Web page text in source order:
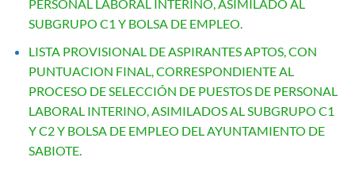
PERSONAL LABORAL INTERINO, ASIMILADO AL
SUBGRUPO C1 Y BOLSA DE EMPLEO.
LISTA PROVISIONAL DE ASPIRANTES APTOS, CON
PUNTUACION FINAL, CORRESPONDIENTE AL
PROCESO DE SELECCIÓN DE PUESTOS DE PERSONAL
LABORAL INTERINO, ASIMILADOS AL SUBGRUPO C1
Y C2 Y BOLSA DE EMPLEO DEL AYUNTAMIENTO DE
SABIOTE.